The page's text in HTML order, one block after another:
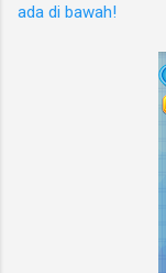
ada di bawah!